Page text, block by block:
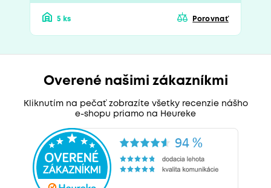
5 ks Porovnať
Overené našimi zákazníkmi
Kliknutím na pečať zobrazíte všetky recenzie nášho
e-shopu priamo na Heureke